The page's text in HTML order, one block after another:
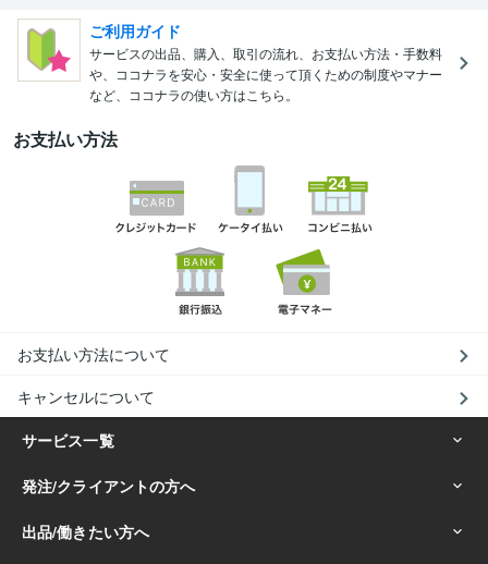
ご利用ガイド
サービスの出品、購入、取引の流れ、お支払い方法・手数料
や、ココナラを安心・安全に使って頂くための制度やマナー
など、ココナラの使い方はこちら。
お支払い方法
お支払い方法について
キャンセルについて